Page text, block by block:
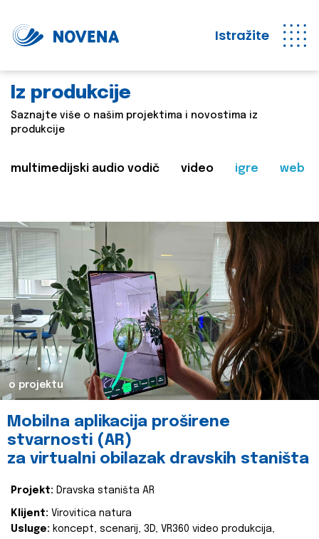
Istražite
Iz produkcije
Saznajte više o našim projektima i novostima iz
produkcije
multimedijski audio vodič video igre web
o projektu
Mobilna aplikacija proširene
stvarnosti (AR)
za virtualni obilazak dravskih staništa
Projekt: Dravska staništa AR
Klijent: Virovitica natura
Usluge: koncept, scenarij, 3D, VR360 video produkcija,